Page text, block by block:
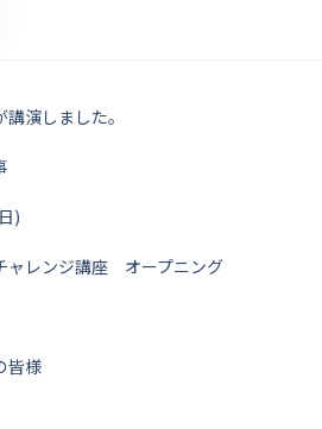
演しました。
)
レンジ講座 オープニング
皆様